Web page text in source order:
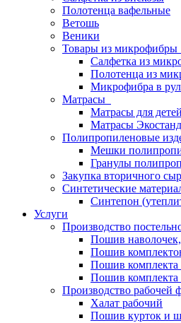
Полотенца вафельные
Ветошь
Веники
Товары из микрофибры
Салфетка из
Полотенца из
Микрофибра в
Матрасы
Матрасы для детей
Матрасы
Полипропиленовые
Мешки
Гранулы
Закупка вторичного
Синтетические
Синтепон
Услуги
Производство
Пошив
Пошив
Пошив комплекта
Пошив комплекта
Производство
Халат рабочий
Пошив курток и